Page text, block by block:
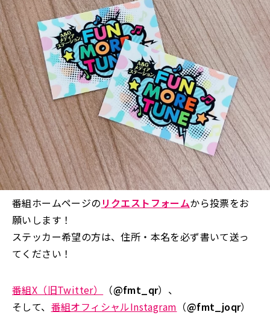
番組ホームページの リクエストフォームから投票をお
願いします！
ステッカー希望の方は、住所・本名を必ず書いて送っ
てください！
番組X（旧Twitter） （@fmt_qr）、
そして、 番組オフィシャルInstagram （@fmt_joqr）